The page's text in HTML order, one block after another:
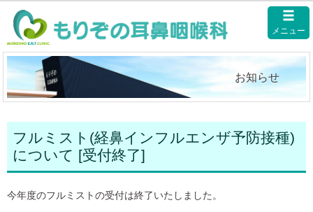
メニュー
お知らせ
フルミスト(経鼻インフルエンザ予防接種)
について [受付終了]
今年度のフルミストの受付は終了いたしました。